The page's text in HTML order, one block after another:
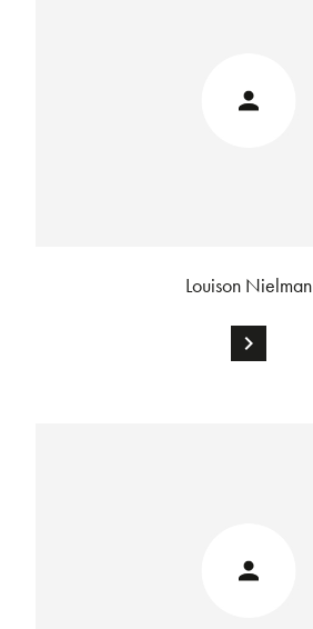
Louison Nielman
chevron_right